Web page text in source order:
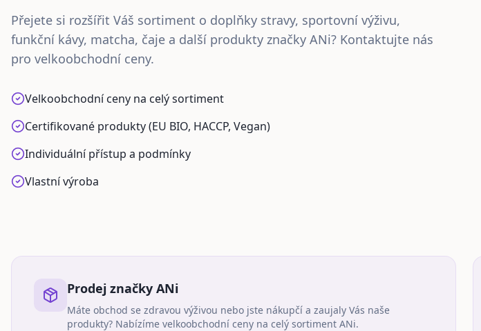
Přejete si rozšířit Váš sortiment o doplňky stravy, sportovní výživu,
funkční kávy, matcha, čaje a další produkty značky ANi? Kontaktujte nás
pro velkoobchodní ceny.
Velkoobchodní ceny na celý sortiment
Certifikované produkty (EU BIO, HACCP, Vegan)
Individuální přístup a podmínky
Vlastní výroba
Prodej značky ANi
Máte obchod se zdravou výživou nebo jste nákupčí a zaujaly Vás naše
produkty? Nabízíme velkoobchodní ceny na celý sortiment ANi.